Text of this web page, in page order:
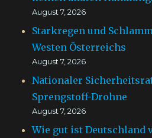
August 7, 2026
Starkregen und
Westen Österreichs
August 7, 2026
Nationaler
Sprengstoff-Drohne
August 7, 2026
Wie gut ist Deutschland